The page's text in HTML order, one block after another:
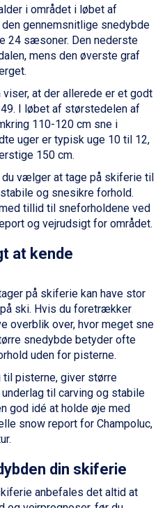
4.745
3.795
5.495
4.745
i området i løbet af
gennemsnitlige snedybde
24 sæsoner. Den nederste
mens den øverste graf
at der allerede er et godt
I løbet af størstedelen af
110-120 cm sne i
uger er typisk uge 10 til 12,
150 cm.
vælger at tage på skiferie til
og snesikre forhold.
tillid til sneforholdene ved
og vejrudsigt for området.
at kende
på skiferie kan have stor
ski. Hvis du foretrækker
overblik over, hvor meget sne
snedybde betyder ofte
uden for pisterne.
til pisterne, giver større
til carving og stabile
god idé at holde øje med
snow report for Champoluc,
din skiferie
anbefales det altid at